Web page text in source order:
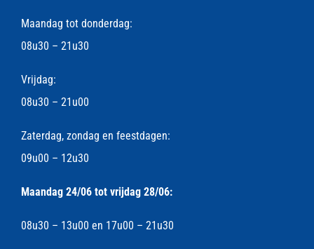
Maandag tot donderdag:
08u30 – 21u30
Vrijdag:
08u30 – 21u00
Zaterdag, zondag en feestdagen:
09u00 – 12u30
Maandag 24/06 tot vrijdag 28/06:
08u30 – 13u00 en 17u00 – 21u30